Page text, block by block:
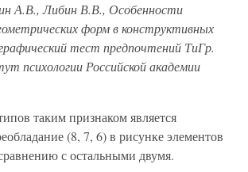
А.В., Либин В.В., Особенности
форм в конструктивных
тест предпочтений ТиГр.
психологии Российской академии
таким признаком является
(8, 7, 6) в рисунке элементов
с остальными двумя.